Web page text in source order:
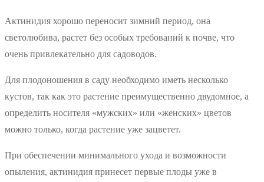
Актинидия хорошо переносит зимний период, она
светолюбива, растет без особых требований к почве, что
очень привлекательно для садоводов.
Для плодоношения в саду необходимо иметь несколько
кустов, так как это растение преимущественно двудомное, а
определить носителя «мужских» или «женских» цветов
можно только, когда растение уже зацветет.
При обеспечении минимального ухода и возможности
опыления, актинидия принесет первые плоды уже в